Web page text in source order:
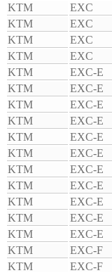
KTM
EXC
KTM
EXC
KTM
EXC
KTM
EXC
KTM
EXC-E
KTM
EXC-E
KTM
EXC-E
KTM
EXC-E
KTM
EXC-E
KTM
EXC-E
KTM
EXC-E
KTM
EXC-E
KTM
EXC-E
KTM
EXC-E
KTM
EXC-E
KTM
EXC-F
KTM
EXC-F